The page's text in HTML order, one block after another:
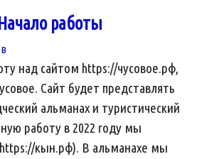
работы
над сайтом https://чусовое.рф,
Сайт будет представлять
альманах и туристический
работу в 2022 году мы
кын.рф). В альманахе мы